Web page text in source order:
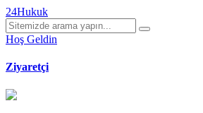
24Hukuk
Hoş Geldin
Ziyaretçi